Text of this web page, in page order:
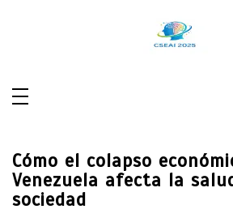
Cómo el colapso
Venezuela afecta la
sociedad